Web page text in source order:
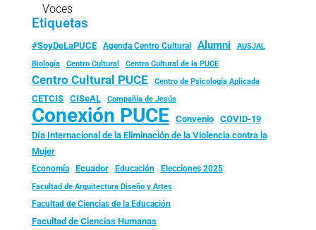
Voces
Etiquetas
#SoyDeLaPUCE Agenda Centro Cultural Alumni
AUSJAL
Biología
Centro Cultural Centro Cultural de la PUCE
Centro Cultural PUCE Centro de Psicología Aplicada
CETCIS CISeAL Compañía de Jesús
Conexión PUCE Convenio
COVID-19
Día Internacional de la Eliminación de la Violencia contra la
Mujer
Economía Ecuador Educación Elecciones 2025
Facultad de Arquitectura Diseño y Artes
Facultad de Ciencias de la Educación
Facultad de Ciencias Humanas